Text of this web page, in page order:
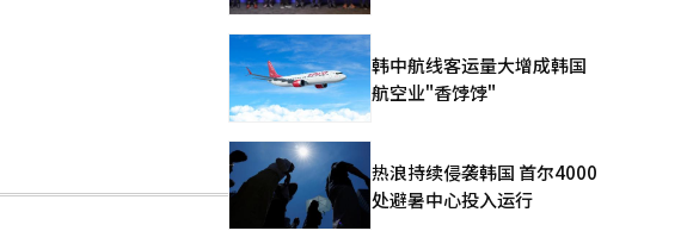
韩中航线客运量大增成韩国
航空业"香饽饽"
热浪持续侵袭韩国 首尔4000
处避暑中心投入运行